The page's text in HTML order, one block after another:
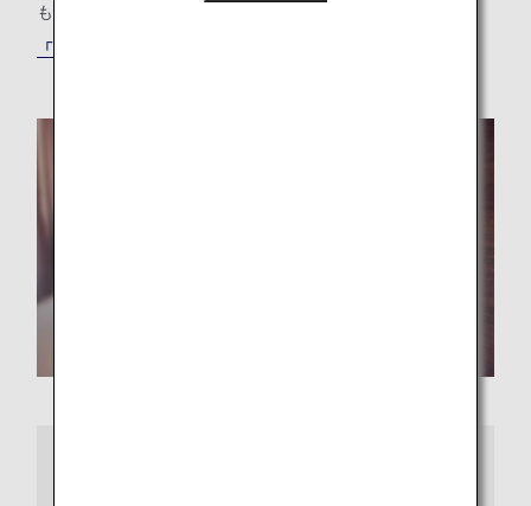
も、最適な「もうひとつの我が家」が見つかります。
「ANAワールドホテル」サービスでホテルを探す